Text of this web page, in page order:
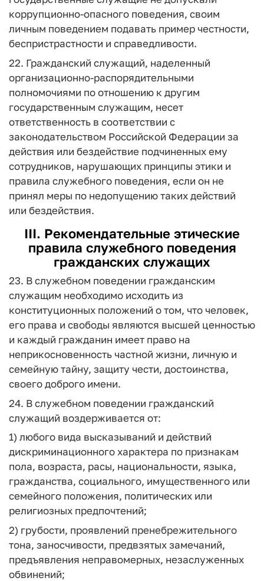
коррупционно-опасного поведения, своим
личным поведением подавать пример честности,
беспристрастности и справедливости.
22. Гражданский служащий, наделенный
организационно-распорядительными
полномочиями по отношению к другим
государственным служащим, несет
ответственность в соответствии с
законодательством Российской Федерации за
действия или бездействие подчиненных ему
сотрудников, нарушающих принципы этики и
правила служебного поведения, если он не
принял меры по недопущению таких действий
или бездействия.
III. Рекомендательные этические
правила служебного поведения
гражданских служащих
23. В служебном поведении гражданским
служащим необходимо исходить из
конституционных положений о том, что человек,
его права и свободы являются высшей ценностью
и каждый гражданин имеет право на
неприкосновенность частной жизни, личную и
семейную тайну, защиту чести, достоинства,
своего доброго имени.
24. В служебном поведении гражданский
служащий воздерживается от:
1) любого вида высказываний и действий
дискриминационного характера по признакам
пола, возраста, расы, национальности, языка,
гражданства, социального, имущественного или
семейного положения, политических или
религиозных предпочтений;
2) грубости, проявлений пренебрежительного
тона, заносчивости, предвзятых замечаний,
предъявления неправомерных, незаслуженных
обвинений;